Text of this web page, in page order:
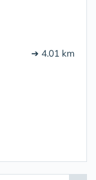
➔ 4.01 km